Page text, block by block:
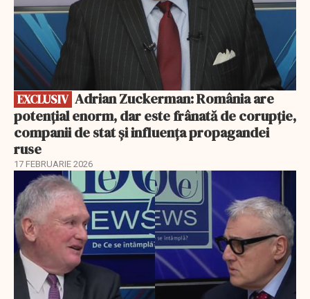
EXCLUSIV
potențial enorm, dar este frânată de corupție,
companii de stat și influența propagandei
ruse
17 FEBRUARIE 2026
EXCLUSIV